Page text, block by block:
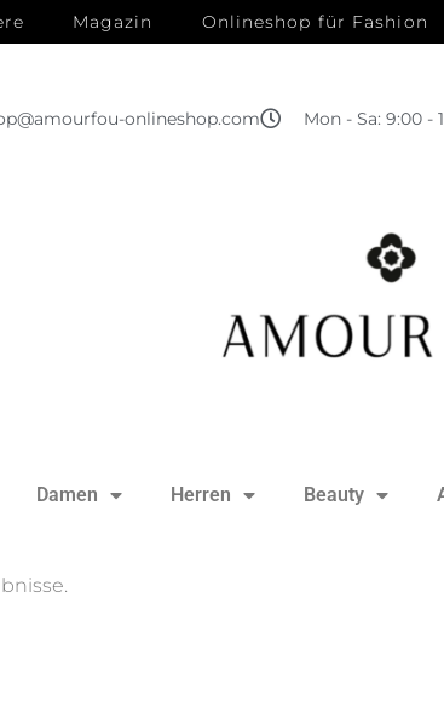
Magazin Onlineshop für Fashion
onlineshop.com Mon - Sa: 9:00 -
Damen Herren Beauty